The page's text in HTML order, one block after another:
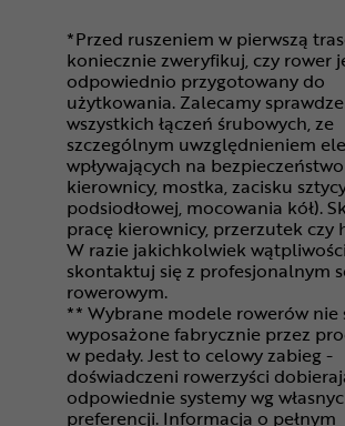
*Przed ruszeniem w pierwszą
koniecznie zweryfikuj, czy rower
odpowiednio przygotowany do
użytkowania. Zalecamy
wszystkich łączeń śrubowych, ze
szczególnym uwzględnieniem
wpływających na
kierownicy, mostka, zacisku
podsiodłowej, mocowania kół).
pracę kierownicy, przerzutek czy
W razie jakichkolwiek wątpliwości
skontaktuj się z profesjonalnym
rowerowym.
** Wybrane modele rowerów nie
wyposażone fabrycznie przez
w pedały. Jest to celowy zabieg -
doświadczeni rowerzyści
odpowiednie systemy wg
preferencji. Informacja o pełnym